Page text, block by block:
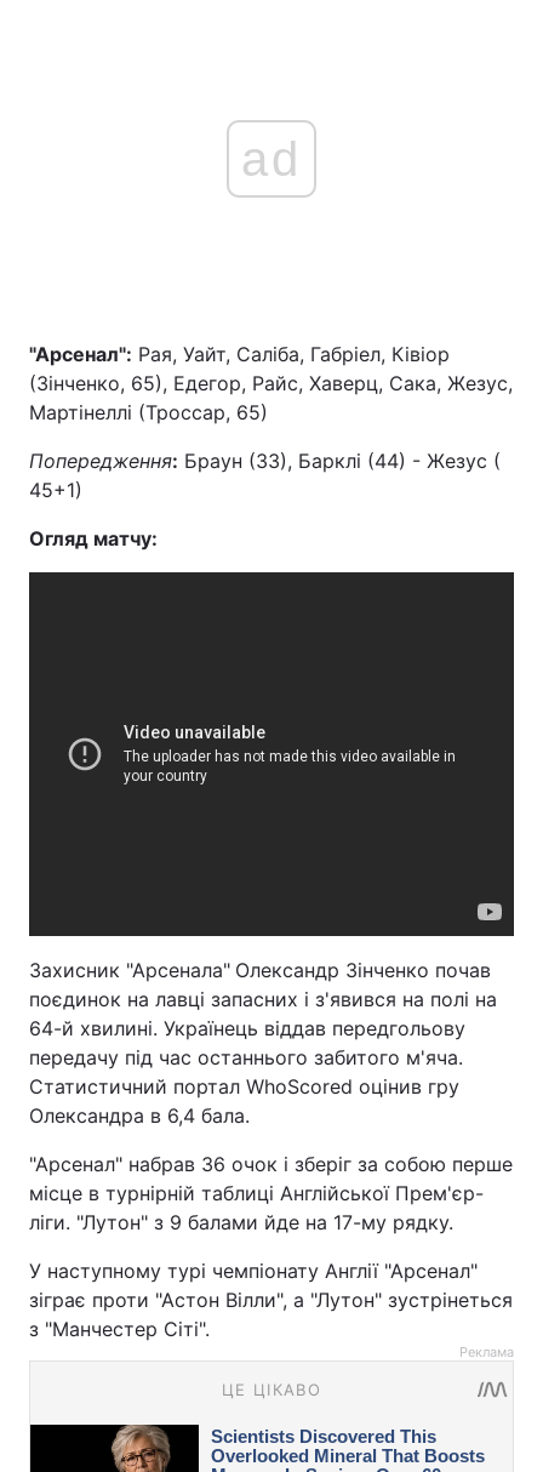
ad
"Арсенал": Рая, Уайт, Саліба, Габріел, Ківіор
(Зінченко, 65), Едегор, Райс, Хаверц, Сака, Жезус,
Мартінеллі (Троссар, 65)
Попередження: Браун (33), Барклі (44) - Жезус (
45+1)
Огляд матчу:
Захисник "Арсенала" Олександр Зінченко почав
поєдинок на лавці запасних і з'явився на полі на
64-й хвилині. Українець віддав передгольову
передачу під час останнього забитого м'яча.
Статистичний портал WhoScored оцінив гру
Олександра в 6,4 бала.
"Арсенал" набрав 36 очок і зберіг за собою перше
місце в турнірній таблиці Англійської Прем'єр-
ліги. "Лутон" з 9 балами йде на 17-му рядку.
У наступному турі чемпіонату Англії "Арсенал"
зіграє проти "Астон Вілли", а "Лутон" зустрінеться
з "Манчестер Сіті".
Реклама